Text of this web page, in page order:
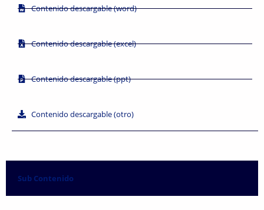
Contenido descargable (word)
Contenido descargable (excel)
Contenido descargable (ppt)
Contenido descargable (otro)
Sub Contenido